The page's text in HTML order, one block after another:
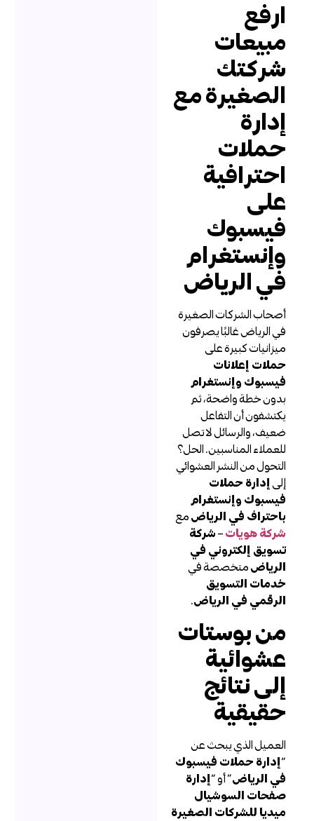
ارفع
مبيعات
شركتك
الصغيرة مع
إدارة
حملات
احترافية
على
فيسبوك
وإنستغرام
في الرياض
أصحاب الشركات الصغيرة
في الرياض غالبًا يصرفون
ميزانيات كبيرة على
حملات إعلانات
فيسبوك وإنستغرام
بدون خطة واضحة، ثم
يكتشفون أن التفاعل
ضعيف، والرسائل لا تصل
للعملاء المناسبين. الحل؟
التحول من النشر العشوائي
إدارة حملات
فيسبوك وإنستغرام
باحتراف في الرياضمع
شركة هويات–شركة
تسويق إلكتروني في
الرياضمتخصصة في
خدمات التسويق
الرقمي في الرياض.
من بوستات
عشوائية
إلى نتائج
حقيقية
العميل الذي يبحث عن
إدارة حملات فيسبوك
في الرياض” أو “إدارة
صفحات السوشيال
ميديا للشركات الصغيرة